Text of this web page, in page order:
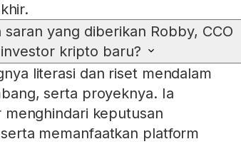
yang diberikan Robby, CCO
kripto baru?
literasi dan riset mendalam
serta proyeknya. Ia
keputusan
memanfaatkan platform